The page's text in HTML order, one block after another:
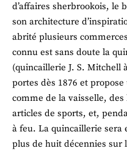
d’affaires sherbrookois, le
son architecture
abrité plusieurs
connu est sans doute la
(quincaillerie J. S. Mitchell
portes dès 1876 et
comme de la vaisselle,
articles de sports, et,
à feu. La quincaillerie sera
plus de huit décennies sur